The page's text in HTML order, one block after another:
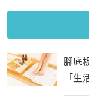
腳底
「生